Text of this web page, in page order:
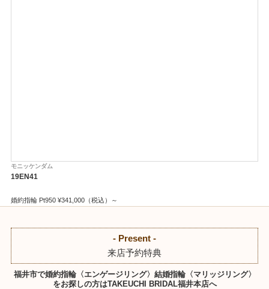
モニッケンダム
19EN41
婚約指輪 Pt950 ¥341,000（税込）～
- Present -
来店予約特典
福井市で婚約指輪〈エンゲージリング〉結婚指輪〈マリッジリング〉
をお探しの方はTAKEUCHI BRIDAL福井本店へ